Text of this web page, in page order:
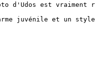
d'Udos est vraiment
juvénile et un